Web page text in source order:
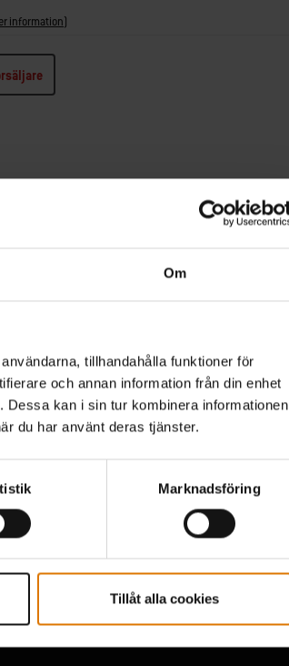
Om
tillhandahålla funktioner för
och annan information från din enhet
kan i sin tur kombinera informationen
du har använt deras tjänster.
Marknadsföring
Tillåt alla cookies
information)
Information om tillverkare